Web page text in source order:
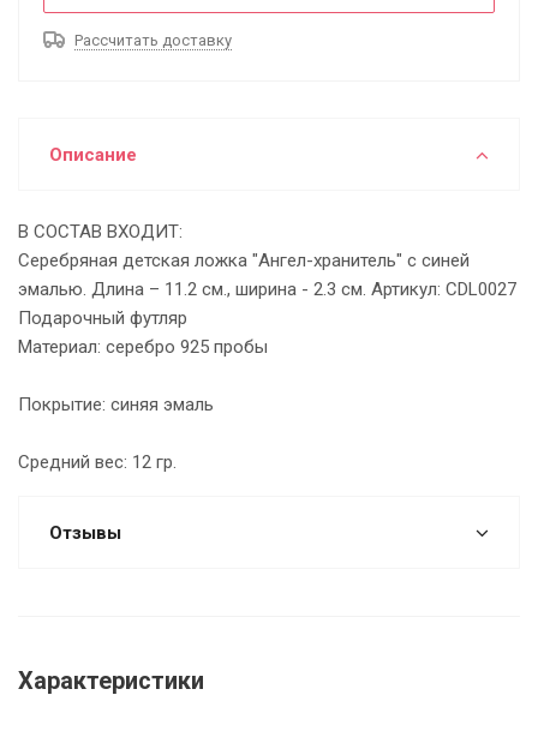
Рассчитать доставку
Описание
В СОСТАВ ВХОДИТ:
Серебряная детская ложка "Ангел-хранитель" с синей
эмалью. Длина – 11.2 см., ширина - 2.3 см. Артикул: CDL0027
Подарочный футляр
Материал: серебро 925 пробы
Покрытие: синяя эмаль
Средний вес: 12 гр.
Отзывы
Характеристики